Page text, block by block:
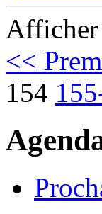
Afficher
<<
154